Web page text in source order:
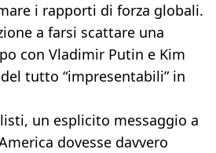
i rapporti di forza globali.
a farsi scattare una
con Vladimir Putin e Kim
tutto “impresentabili” in
un esplicito messaggio a
dovesse davvero